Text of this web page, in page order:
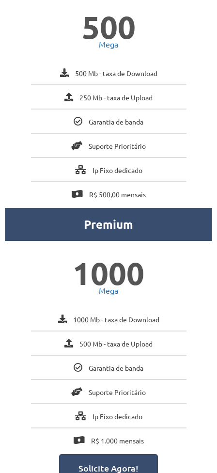
500
Mega
500 Mb - taxa de Download
250 Mb - taxa de Upload
Garantia de banda
Suporte Prioritário
Ip Fixo dedicado
R$ 500,00 mensais
Premium
1000
Mega
1000 Mb - taxa de Download
500 Mb - taxa de Upload
Garantia de banda
Suporte Prioritário
Ip Fixo dedicado
R$ 1.000 mensais
Solicite Agora!